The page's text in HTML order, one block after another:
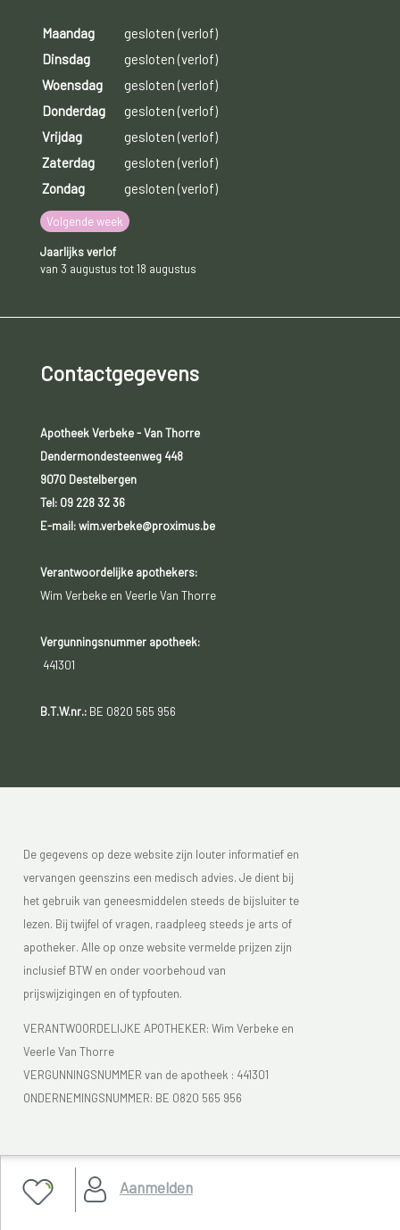
Aanmelden
Maandag
gesloten (verlof)
Dinsdag
gesloten (verlof)
Woensdag
gesloten (verlof)
Donderdag
gesloten (verlof)
Vrijdag
gesloten (verlof)
Zaterdag
gesloten (verlof)
Zondag
gesloten (verlof)
Volgende week
Jaarlijks verlof
van 3 augustus tot 18 augustus
Contactgegevens
Apotheek Verbeke - Van Thorre
Dendermondesteenweg 448
9070 Destelbergen
Tel: 09 228 32 36
E-mail: wim.verbeke@proximus.be
Verantwoordelijke apothekers:
Wim Verbeke en Veerle Van Thorre
Vergunningsnummer apotheek:
441301
B.T.W.nr.:BE 0820 565 956
De gegevens op deze website zijn louter informatief en
vervangen geenszins een medisch advies. Je dient bij
het gebruik van geneesmiddelen steeds de bijsluiter te
lezen. Bij twijfel of vragen, raadpleeg steeds je arts of
apotheker. Alle op onze website vermelde prijzen zijn
inclusief BTW en onder voorbehoud van
prijswijzigingen en of typfouten.
VERANTWOORDELIJKE APOTHEKER: Wim Verbeke en
Veerle Van Thorre
VERGUNNINGSNUMMER van de apotheek : 441301
ONDERNEMINGSNUMMER: BE 0820 565 956
Je vindt Apotheek Verbeke - Van Thorre in de FAGG lijst
van de apotheken die vergund zijn. Het FAGG